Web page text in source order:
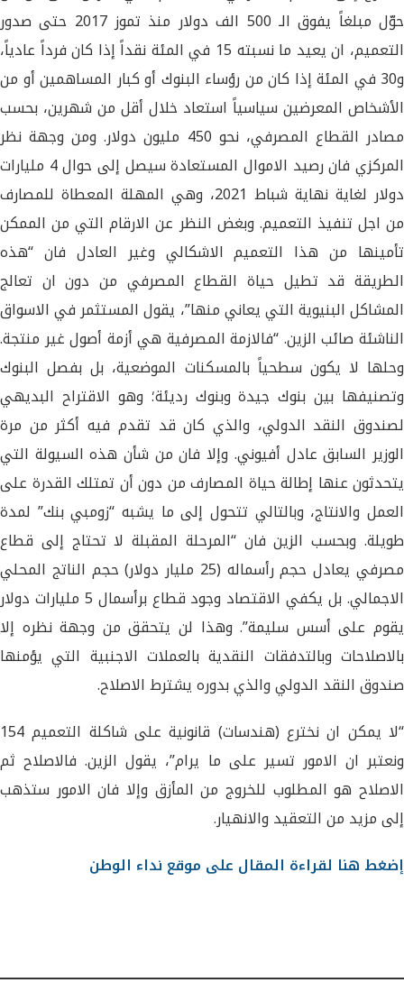
حوّل مبلغاً يفوق الـ 500 الف دولار منذ تموز 2017 حتى صدور
التعميم، ان يعيد ما نسبته 15 في المئة نقداً إذا كان فرداً عادياً،
و30 في المئة إذا كان من رؤساء البنوك أو كبار المساهمين أو من
الأشخاص المعرضين سياسياً استعاد خلال أقل من شهرين، بحسب
مصادر القطاع المصرفي، نحو 450 مليون دولار. ومن وجهة نظر
المركزي فان رصيد الاموال المستعادة سيصل إلى حوال 4 مليارات
دولار لغاية نهاية شباط 2021، وهي المهلة المعطاة للمصارف
من اجل تنفيذ التعميم. وبغض النظر عن الارقام التي من الممكن
تأمينها من هذا التعميم الاشكالي وغير العادل فان “هذه
الطريقة قد تطيل حياة القطاع المصرفي من دون ان تعالج
المشاكل البنيوية التي يعاني منها”، يقول المستثمر في الاسواق
الناشئة صائب الزين. “فالازمة المصرفية هي أزمة أصول غير منتجة.
وحلها لا يكون سطحياً بالمسكنات الموضعية، بل بفصل البنوك
وتصنيفها بين بنوك جيدة وبنوك رديئة؛ وهو الاقتراح البديهي
لصندوق النقد الدولي، والذي كان قد تقدم فيه أكثر من مرة
الوزير السابق عادل أفيوني. وإلا فان من شأن هذه السيولة التي
يتحدثون عنها إطالة حياة المصارف من دون أن تمتلك القدرة على
العمل والانتاج، وبالتالي تتحول إلى ما يشبه “زومبي بنك” لمدة
طويلة. وبحسب الزين فان “المرحلة المقبلة لا تحتاج إلى قطاع
مصرفي يعادل حجم رأسماله (25 مليار دولار) حجم الناتج المحلي
الاجمالي. بل يكفي الاقتصاد وجود قطاع برأسمال 5 مليارات دولار
يقوم على أسس سليمة”. وهذا لن يتحقق من وجهة نظره إلا
بالاصلاحات وبالتدفقات النقدية بالعملات الاجنبية التي يؤمنها
صندوق النقد الدولي والذي بدوره يشترط الاصلاح.
“لا يمكن ان نخترع (هندسات) قانونية على شاكلة التعميم 154
ونعتبر ان الامور تسير على ما يرام”، يقول الزين. فالاصلاح ثم
الاصلاح هو المطلوب للخروج من المأزق وإلا فان الامور ستذهب
إلى مزيد من التعقيد والانهيار.
إضغط هنا لقراءة المقال على موقع نداء الوطن